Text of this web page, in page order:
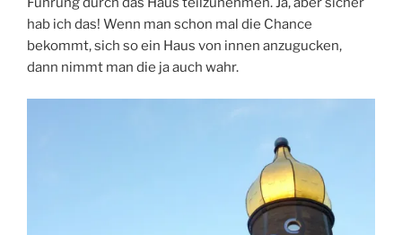
hab ich das! Wenn man schon mal die Chance
bekommt, sich so ein Haus von innen anzugucken,
dann nimmt man die ja auch wahr.